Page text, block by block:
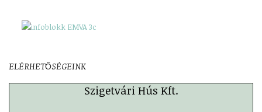
ELÉRHETŐSÉGEINK
Szigetvári Hús Kft.